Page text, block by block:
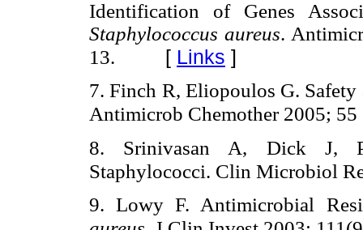
Identification of Genes
Staphylococcus aureus.
13.
[ Links ]
7. Finch R, Eliopoulos G.
Antimicrob Chemother 2005;
8. Srinivasan A, Dick J,
Staphylococci. Clin Microbiol
9. Lowy F. Antimicrobial